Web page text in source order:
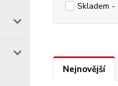
Skladem -
Nejnovější